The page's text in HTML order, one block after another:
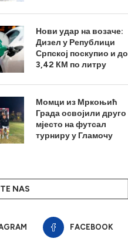
Нови удар на возаче:
Дизел у Републици
Српској поскупио и до
3,42 КМ по литру
Момци из Мркоњић
Града освојили друго
мјесто на футсал
турниру у Гламочу
NAS
FACEBOOK